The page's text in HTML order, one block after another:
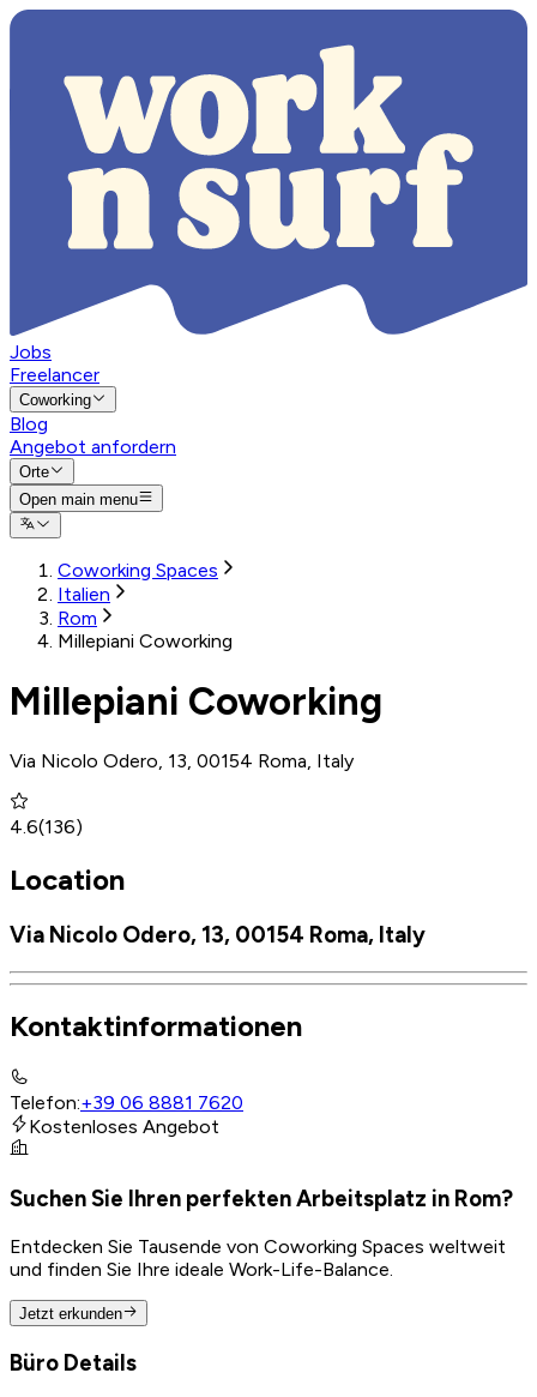
Jobs
Freelancer
Coworking
Blog
Angebot anfordern
Orte
Open main menu
Coworking Spaces
Italien
Rom
Millepiani Coworking
Millepiani Coworking
Via Nicolo Odero, 13, 00154 Roma, Italy
4.6(136)
Location
Via Nicolo Odero, 13, 00154 Roma, Italy
Kontaktinformationen
Telefon:+39 06 8881 7620
Kostenloses Angebot
Suchen Sie Ihren perfekten Arbeitsplatz in Rom?
Entdecken Sie Tausende von Coworking Spaces weltweit
und finden Sie Ihre ideale Work-Life-Balance.
Jetzt erkunden
Büro Details